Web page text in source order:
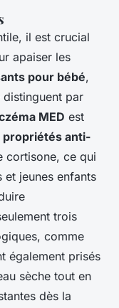
il est crucial
apaiser les
pour bébé,
distinguent par
MED est
propriétés anti-
cortisone, ce qui
et jeunes enfants
trois
comme
également prisés
sèche tout en
dès la